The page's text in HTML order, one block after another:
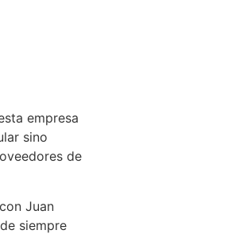
empresa
sino
de
Juan
siempre